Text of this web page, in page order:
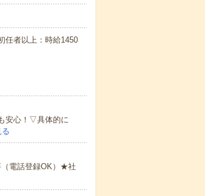
任者以上：時給1450
安心！▽具体的に
電話登録OK）★社